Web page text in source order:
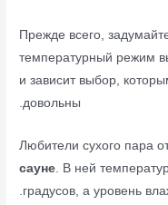
Прежде всего,
температурный режим
и зависит выбор,
довольны.
Любители сухого пара
сауне . В ней
градусов, а уровень